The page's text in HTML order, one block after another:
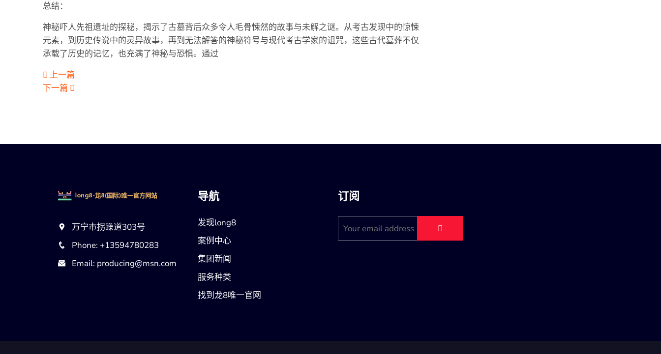
总结：
神秘吓人先祖遗址的探秘，揭示了古墓背后众多令人毛骨悚然的故事与未解之谜。从考古发现中的惊悚
元素，到历史传说中的灵异故事，再到无法解答的神秘符号与现代考古学家的诅咒，这些古代墓葬不仅
承载了历史的记忆，也充满了神秘与恐惧。通过
上一篇
下一篇
万宁市拐躁道303号
Phone: +13594780283
Email: producing@msn.com
导航
发现long8
案例中心
集团新闻
服务种类
找到龙8唯一官网
订阅